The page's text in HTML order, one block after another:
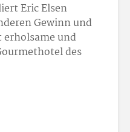
Eric Elsen
Gewinn und
und
des